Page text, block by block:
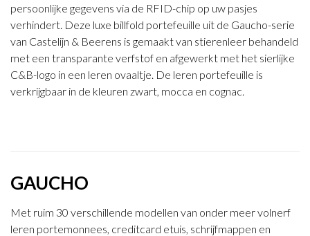
persoonlijke gegevens via de RFID-chip op uw pasjes
verhindert. Deze luxe billfold portefeuille uit de Gaucho-serie
van Castelijn & Beerens is gemaakt van stierenleer behandeld
met een transparante verfstof en afgewerkt met het sierlijke
C&B-logo in een leren ovaaltje. De leren portefeuille is
verkrijgbaar in de kleuren zwart, mocca en cognac.
GAUCHO
Met ruim 30 verschillende modellen van onder meer volnerf
leren portemonnees, creditcard etuis, schrijfmappen en